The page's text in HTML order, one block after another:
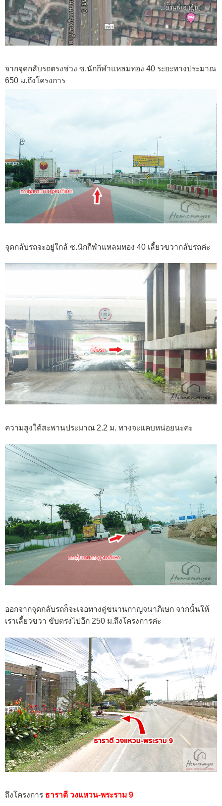
จากจุดกลับรถตรงช่วง ซ.นักกีฬาแหลมทอง 40 ระยะทางประมาณ
650 ม.ถึงโครงการ
จุดกลับรถจะอยู่ใกล้ ซ.นักกีฬาแหลมทอง 40 เลี้ยวขวากลับรถค่ะ
ความสูงใต้สะพานประมาณ 2.2 ม. ทางจะแคบหน่อยนะคะ
ออกจากจุดกลับรถก็จะเจอทางคู่ขนานกาญจนาภิเษก จากนั้นให้
เราเลี้ยวขวา ขับตรงไปอีก 250 ม.ถึงโครงการค่ะ
ถึงโครงการ ธาราดี วงแหวน-พระราม 9